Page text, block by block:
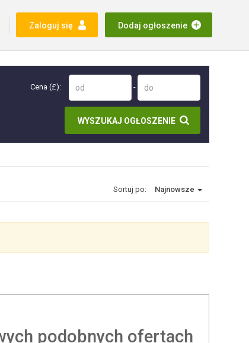
Zaloguj się Dodaj ogłoszenie
Cena (£): -
WYSZUKAJ OGŁOSZENIE
Sortuj po: Najnowsze
podobnych ofertach